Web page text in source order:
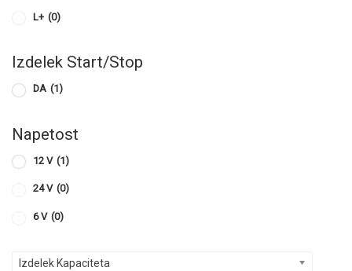
L+ (0)
Izdelek Start/Stop
DA (1)
Napetost
12 V (1)
24 V (0)
6 V (0)
Izdelek Kapaciteta